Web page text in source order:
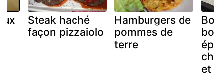
Steak haché
façon pizzaiolo
Hamburgers de
pommes de
terre
et